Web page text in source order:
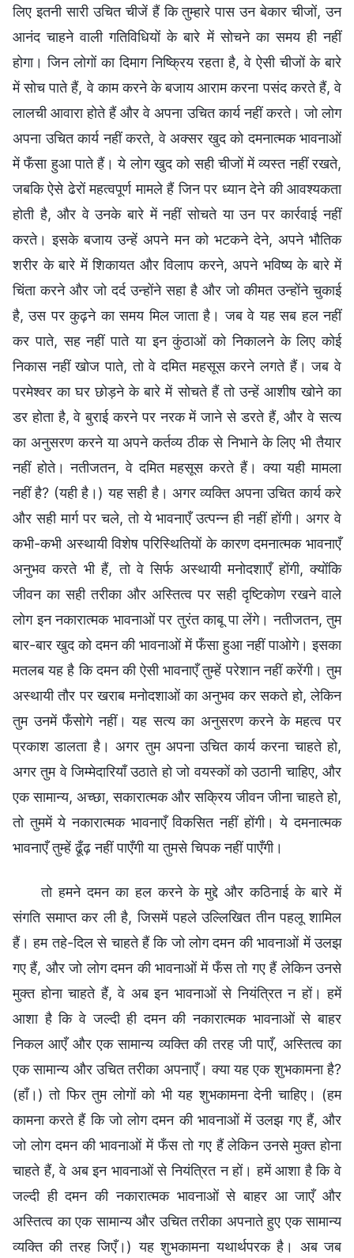
लिए इतनी सारी उचित चीजें हैं कि तुम्हारे पास उन बेकार चीजों, उन
आनंद चाहने वाली गतिविधियों के बारे में सोचने का समय ही नहीं
होगा। जिन लोगों का दिमाग निष्क्रिय रहता है, वे ऐसी चीजों के बारे
में सोच पाते हैं, वे काम करने के बजाय आराम करना पसंद करते हैं, वे
लालची आवारा होते हैं और वे अपना उचित कार्य नहीं करते। जो लोग
अपना उचित कार्य नहीं करते, वे अक्सर खुद को दमनात्मक भावनाओं
में फँसा हुआ पाते हैं। ये लोग खुद को सही चीजों में व्यस्त नहीं रखते,
जबकि ऐसे ढेरों महत्वपूर्ण मामले हैं जिन पर ध्यान देने की आवश्यकता
होती है, और वे उनके बारे में नहीं सोचते या उन पर कार्रवाई नहीं
करते। इसके बजाय उन्हें अपने मन को भटकने देने, अपने भौतिक
शरीर के बारे में शिकायत और विलाप करने, अपने भविष्य के बारे में
चिंता करने और जो दर्द उन्होंने सहा है और जो कीमत उन्होंने चुकाई
है, उस पर कुढ़ने का समय मिल जाता है। जब वे यह सब हल नहीं
कर पाते, सह नहीं पाते या इन कुंठाओं को निकालने के लिए कोई
निकास नहीं खोज पाते, तो वे दमित महसूस करने लगते हैं। जब वे
परमेश्वर का घर छोड़ने के बारे में सोचते हैं तो उन्हें आशीष खोने का
डर होता है, वे बुराई करने पर नरक में जाने से डरते हैं, और वे सत्य
का अनुसरण करने या अपने कर्तव्य ठीक से निभाने के लिए भी तैयार
नहीं होते। नतीजतन, वे दमित महसूस करते हैं। क्या यही मामला
नहीं है? (यही है।) यह सही है। अगर व्यक्ति अपना उचित कार्य करे
और सही मार्ग पर चले, तो ये भावनाएँ उत्पन्न ही नहीं होंगी। अगर वे
कभी-कभी अस्थायी विशेष परिस्थितियों के कारण दमनात्मक भावनाएँ
अनुभव करते भी हैं, तो वे सिर्फ अस्थायी मनोदशाएँ होंगी, क्योंकि
जीवन का सही तरीका और अस्तित्व पर सही दृष्टिकोण रखने वाले
लोग इन नकारात्मक भावनाओं पर तुरंत काबू पा लेंगे। नतीजतन, तुम
बार-बार खुद को दमन की भावनाओं में फँसा हुआ नहीं पाओगे। इसका
मतलब यह है कि दमन की ऐसी भावनाएँ तुम्हें परेशान नहीं करेंगी। तुम
अस्थायी तौर पर खराब मनोदशाओं का अनुभव कर सकते हो, लेकिन
तुम उनमें फँसोगे नहीं। यह सत्य का अनुसरण करने के महत्व पर
प्रकाश डालता है। अगर तुम अपना उचित कार्य करना चाहते हो,
अगर तुम वे जिम्मेदारियाँ उठाते हो जो वयस्कों को उठानी चाहिए, और
एक सामान्य, अच्छा, सकारात्मक और सक्रिय जीवन जीना चाहते हो,
तो तुममें ये नकारात्मक भावनाएँ विकसित नहीं होंगी। ये दमनात्मक
भावनाएँ तुम्हें ढूँढ़ नहीं पाएँगी या तुमसे चिपक नहीं पाएँगी।
तो हमने दमन का हल करने के मुद्दे और कठिनाई के बारे में
संगति समाप्त कर ली है, जिसमें पहले उल्लिखित तीन पहलू शामिल
हैं। हम तहे-दिल से चाहते हैं कि जो लोग दमन की भावनाओं में उलझ
गए हैं, और जो लोग दमन की भावनाओं में फँस तो गए हैं लेकिन उनसे
मुक्त होना चाहते हैं, वे अब इन भावनाओं से नियंत्रित न हों। हमें
आशा है कि वे जल्दी ही दमन की नकारात्मक भावनाओं से बाहर
निकल आएँ और एक सामान्य व्यक्ति की तरह जी पाएँ, अस्तित्व का
एक सामान्य और उचित तरीका अपनाएँ। क्या यह एक शुभकामना है?
(हाँ।) तो फिर तुम लोगों को भी यह शुभकामना देनी चाहिए। (हम
कामना करते हैं कि जो लोग दमन की भावनाओं में उलझ गए हैं, और
जो लोग दमन की भावनाओं में फँस तो गए हैं लेकिन उनसे मुक्त होना
चाहते हैं, वे अब इन भावनाओं से नियंत्रित न हों। हमें आशा है कि वे
जल्दी ही दमन की नकारात्मक भावनाओं से बाहर आ जाएँ और
अस्तित्व का एक सामान्य और उचित तरीका अपनाते हुए एक सामान्य
व्यक्ति की तरह जिएँ।) यह शुभकामना यथार्थपरक है। अब जब